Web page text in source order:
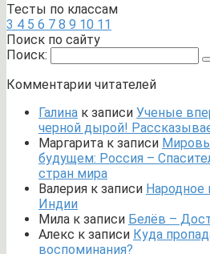
Тесты по классам
3 4 5 6 7 8 9 10 11
Поиск по сайту
Поиск:
Комментарии читателей
Галина к записи Ученые
черной дырой!
Маргарита к записи
будущем: Россия –
стран мира
Валерия к записи Народное
Индии
Мила к записи Белёв –
Алекс к записи Куда
воспоминания?